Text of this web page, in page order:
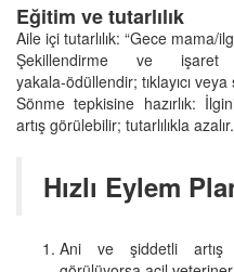
Eğitim ve tutarlılık
Aile içi tutarlılık: “Gece mama/
Şekillendirme ve işaret
yakala‑ödüllendir; tıklayıcı
Sönme tepkisine hazırlık:
artış görülebilir; tutarlılıkla azalır.
Hızlı Eylem
Ani ve şiddetli artış